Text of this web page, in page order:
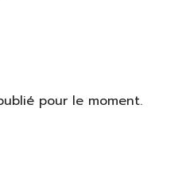
pour le moment.